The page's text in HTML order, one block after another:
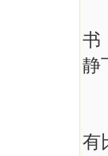
书
静
有